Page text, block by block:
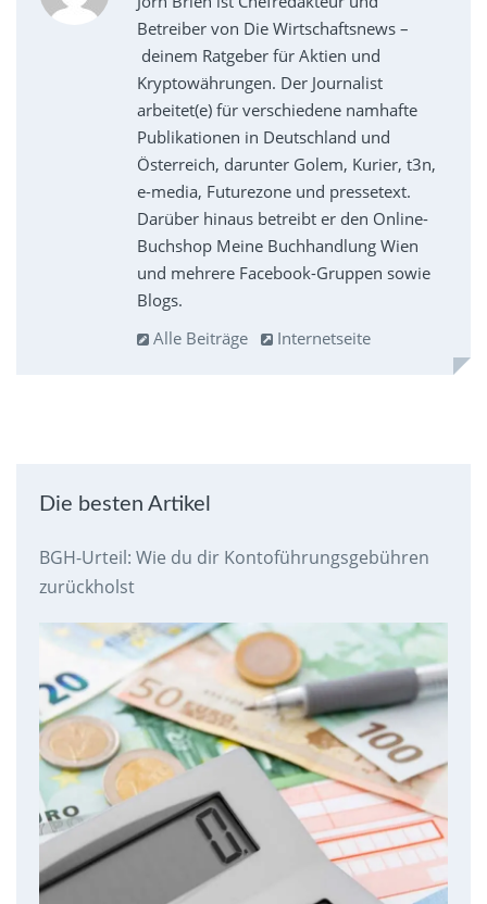
Betreiber von Die Wirtschaftsnews –
deinem Ratgeber für Aktien und
Kryptowährungen. Der Journalist
arbeitet(e) für verschiedene namhafte
Publikationen in Deutschland und
Österreich, darunter Golem, Kurier, t3n,
e-media, Futurezone und pressetext.
Darüber hinaus betreibt er den Online-
Buchshop Meine Buchhandlung Wien
und mehrere Facebook-Gruppen sowie
Blogs.
Alle Beiträge
Internetseite
Die besten Artikel
BGH-Urteil: Wie du dir Kontoführungsgebühren
zurückholst